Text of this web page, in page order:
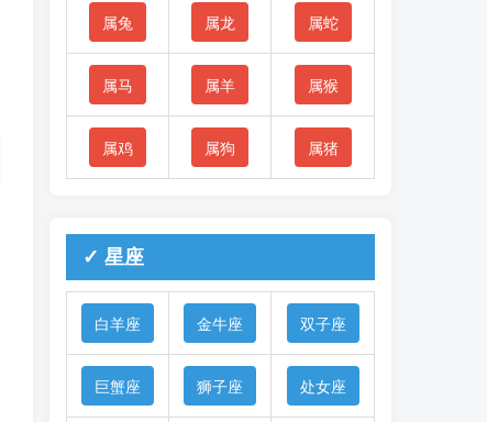
属兔 属龙 属蛇
属马 属羊 属猴
属鸡 属狗 属猪
✓ 星座
白羊座 金牛座 双子座
巨蟹座 狮子座 处女座